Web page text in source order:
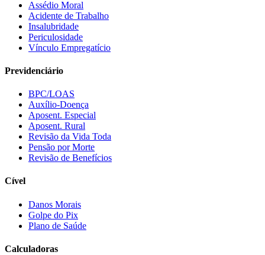
Assédio Moral
Acidente de Trabalho
Insalubridade
Periculosidade
Vínculo Empregatício
Previdenciário
BPC/LOAS
Auxílio-Doença
Aposent. Especial
Aposent. Rural
Revisão da Vida Toda
Pensão por Morte
Revisão de Benefícios
Cível
Danos Morais
Golpe do Pix
Plano de Saúde
Calculadoras